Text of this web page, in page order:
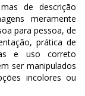
de descrição
meramente
para pessoa, de
prática de
e uso correto
ser manipulados
incolores ou